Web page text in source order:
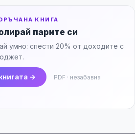
КНИГА
парите си
умно: спести 20% от доходите с
→ PDF · незабавна